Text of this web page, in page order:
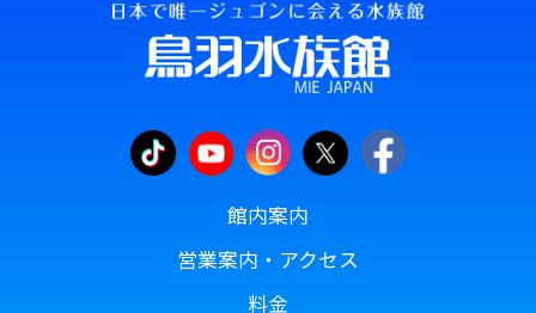
館内案内
営業案内・アクセス
料金